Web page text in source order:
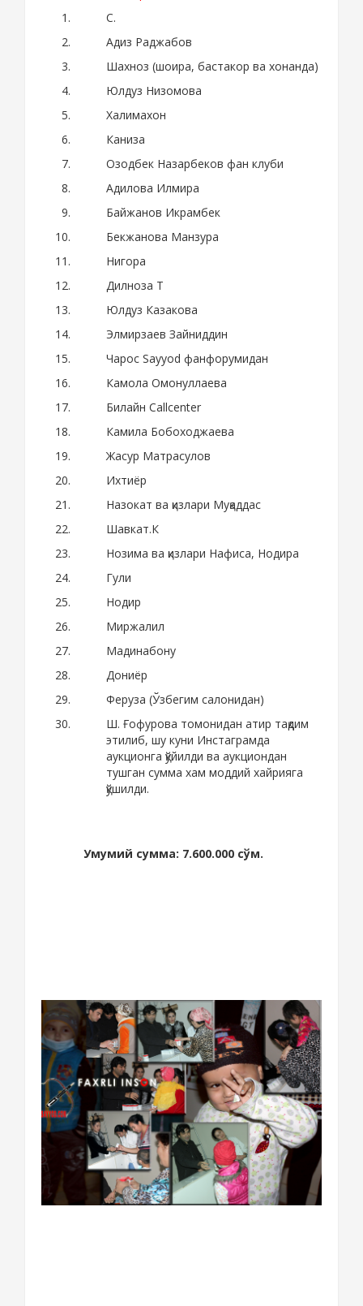
С.
Адиз Раджабов
Шахноз (шоира, бастакор ва хонанда)
Юлдуз Низомова
Халимахон
Каниза
Озодбек Назарбеков фан клуби
Адилова Илмира
Байжанов Икрамбек
Бекжанова Манзура
Нигора
Дилноза Т
Юлдуз Казакова
Элмирзаев Зайниддин
Чарос Sayyod фанфорумидан
Камола Омонуллаева
Билайн Callcenter
Камила Бобоходжаева
Жасур Матрасулов
Ихтиёр
Назокат ва қизлари Муқаддас
Шавкат.К
Нозима ва қизлари Нафиса, Нодира
Гули
Нодир
Миржалил
Мадинабону
Дониёр
Феруза (Ўзбегим салонидан)
Ш. Ғофурова томонидан атир тақдим
этилиб, шу куни Инстаграмда
аукционга қўйилди ва аукциондан
тушган сумма хам моддий хайрияга
қўшилди.
Умумий сумма: 7.600.000 сўм.